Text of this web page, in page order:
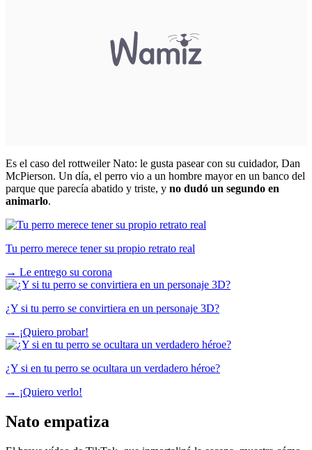
Es el caso del rottweilerNato: le gusta pasear con su cuidador, Dan
McPierson. Un día, el perro vio a un hombre mayor en un banco del
parque que parecía abatido y triste, y no dudó un segundo en
animarlo.
Tu perro merece tener su propio retrato real
→ Le entrego su corona
¿Y si tu perro se convirtiera en un personaje 3D?
→ ¡Quiero probar!
¿Y si en tu perro se ocultara un verdadero héroe?
→ ¡Quiero verlo!
Nato empatiza